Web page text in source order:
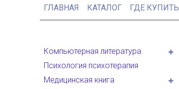
ГЛАВНАЯ КАТАЛОГ ГДЕ КУПИТЬ
Компьютерная литература
Психология психотерапия
Медицинская книга